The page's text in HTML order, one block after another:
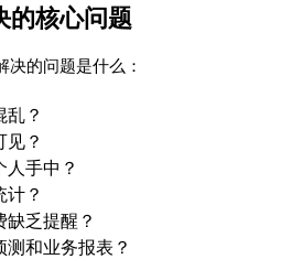
的核心问题
决的问题是什么：
乱？
见？
人手中？
计？
缺乏提醒？
和业务报表？